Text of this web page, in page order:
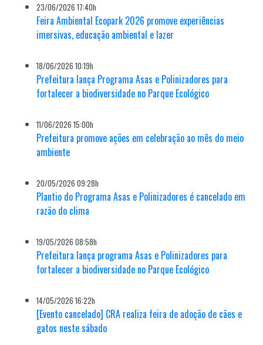
23/06/2026 17:40h
Feira Ambiental Ecopark 2026 promove experiências
imersivas, educação ambiental e lazer
18/06/2026 10:19h
Prefeitura lança Programa Asas e Polinizadores para
fortalecer a biodiversidade no Parque Ecológico
11/06/2026 15:00h
Prefeitura promove ações em celebração ao mês do meio
ambiente
20/05/2026 09:28h
Plantio do Programa Asas e Polinizadores é cancelado em
razão do clima
19/05/2026 08:58h
Prefeitura lança programa Asas e Polinizadores para
fortalecer a biodiversidade no Parque Ecológico
14/05/2026 16:22h
[Evento cancelado] CRA realiza feira de adoção de cães e
gatos neste sábado